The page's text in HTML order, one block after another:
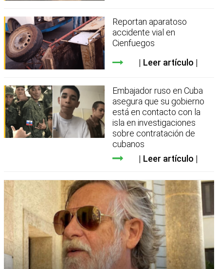
Reportan aparatoso
accidente vial en
Cienfuegos
Leer artículo
Embajador ruso en Cuba
asegura que su gobierno
está en contacto con la
isla en investigaciones
sobre contratación de
cubanos
Leer artículo